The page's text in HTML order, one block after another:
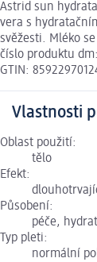
Astrid sun
vera s
svěžesti. Mléko
číslo produktu dm:
GTIN:
Vlastnosti
Oblast použití:
tělo
Efekt:
Působení:
péče,
Typ pleti:
normální